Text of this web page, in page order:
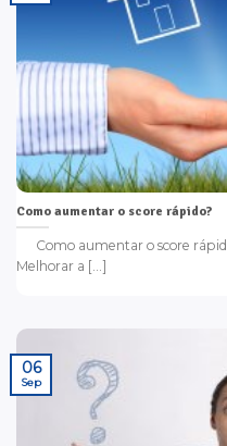
Como aumentar o score rápido?
Como aumentar o score
Melhorar a [...]
06
Sep